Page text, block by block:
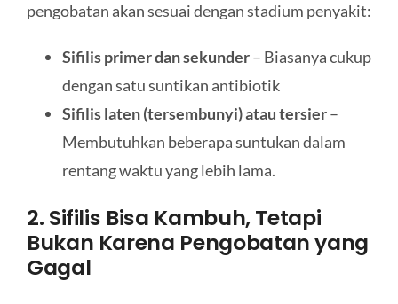
pengobatan akan sesuai dengan stadium penyakit:
Sifilis primer dan sekunder– Biasanya cukup
dengan satu suntikan antibiotik
Sifilis laten (tersembunyi) atau tersier–
Membutuhkan beberapa suntukan dalam
rentang waktu yang lebih lama.
2. Sifilis Bisa Kambuh, Tetapi
Bukan Karena Pengobatan yang
Gagal